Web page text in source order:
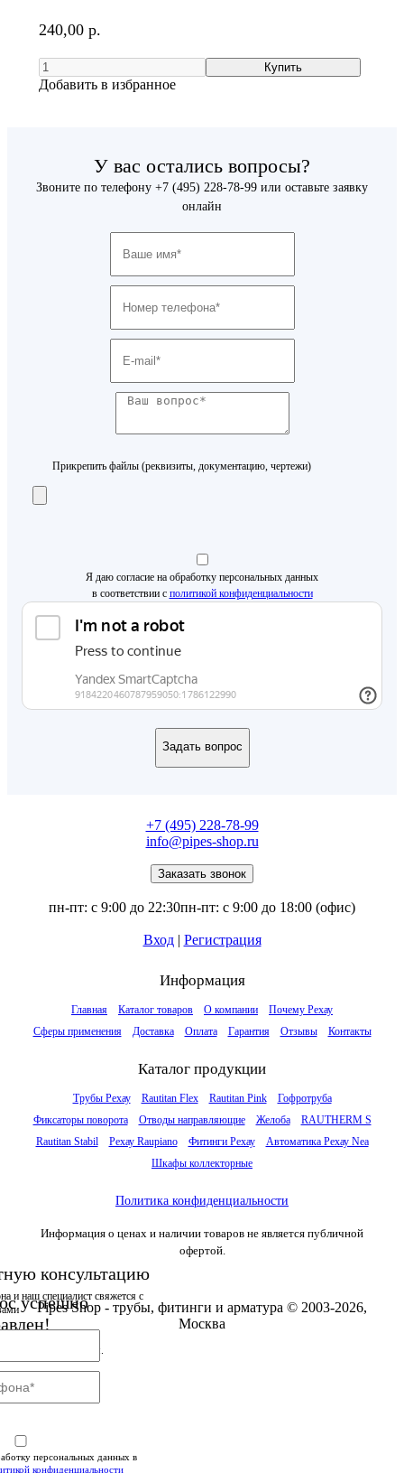
240,00 р.
Добавить в избранное
У вас остались вопросы?
Звоните по телефону +7 (495) 228-78-99 или оставьте заявку
онлайн
Прикрепить файлы (реквизиты, документацию, чертежи)
Я даю согласие на обработку персональных данных
в соответствии с политикой конфиденциальности
+7 (495) 228-78-99
info@pipes-shop.ru
пн-пт: с 9:00 до 22:30пн-пт: с 9:00 до 18:00 (офис)
Вход | Регистрация
Информация
Главная Каталог товаров О компании
Почему Рехау
Сферы применения
Доставка Оплата Гарантия Отзывы Контакты
Каталог продукции
Трубы Рехау Rautitan Flex Rautitan Pink
Гофротруба
Фиксаторы поворота
Отводы направляющие Желоба
RAUTHERM S
Rautitan Stabil
Рехау Raupiano Фитинги Рехау
Автоматика Рехау Nea
Шкафы коллекторные
Политика конфиденциальности
Информация о ценах и наличии товаров не является публичной
офертой.
Pipes Shop - трубы, фитинги и арматура © 2003-2026,
Москва
успешно
в ближайшее время.
консультацию
и наш специалист свяжется с
персональных данных в
конфиденциальности